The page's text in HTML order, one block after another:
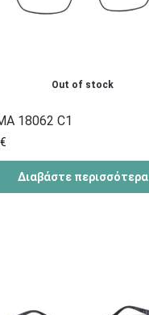
Out of stock
18062 C1
€
Διαβάστε περισσότερα